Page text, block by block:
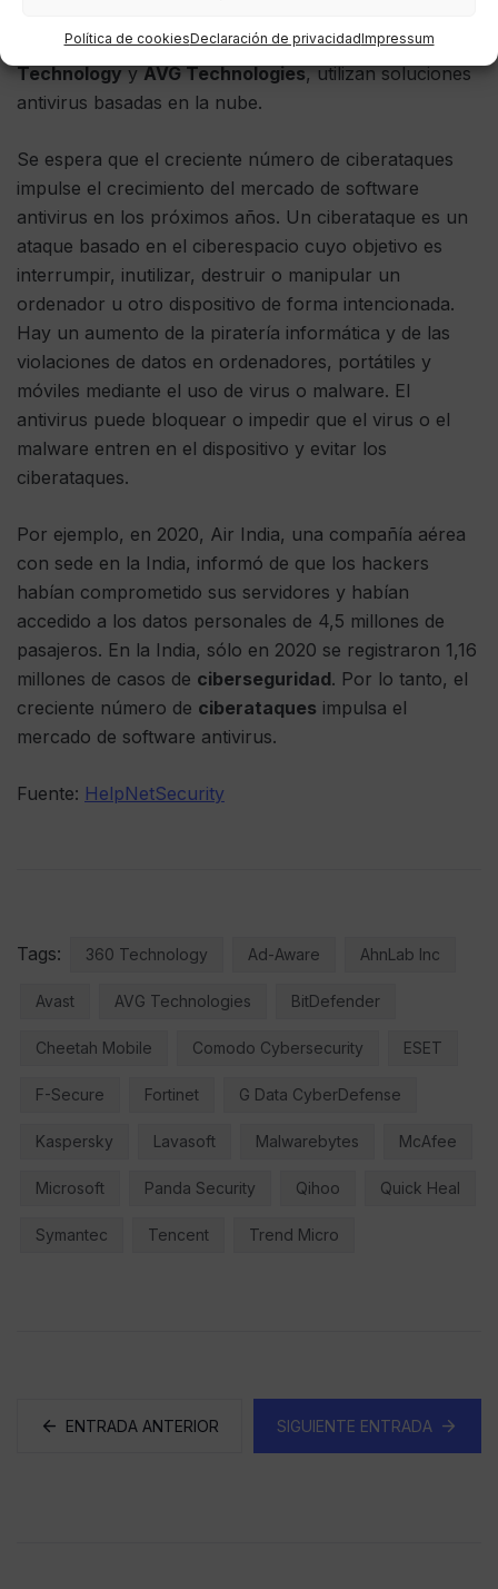
Política de cookiesDeclaración de privacidadImpressum
Malwarebytes,Avast,Panda Security, Qihoo360
Technology y AVG Technologies, utilizan soluciones
antivirus basadas en la nube.
Se espera que el creciente número de ciberataques
impulse el crecimiento del mercado de software
antivirus en los próximos años. Un ciberataque es un
ataque basado en el ciberespacio cuyo objetivo es
interrumpir, inutilizar, destruir o manipular un
ordenador u otro dispositivo de forma intencionada.
Hay un aumento de la piratería informática y de las
violaciones de datos en ordenadores, portátiles y
móviles mediante el uso de virus o malware. El
antivirus puede bloquear o impedir que el virus o el
malware entren en el dispositivo y evitar los
ciberataques.
Por ejemplo, en 2020, Air India, una compañía aérea
con sede en la India, informó de que los hackers
habían comprometido sus servidores y habían
accedido a los datos personales de 4,5 millones de
pasajeros. En la India, sólo en 2020 se registraron 1,16
millones de casos de ciberseguridad. Por lo tanto, el
creciente número de ciberataques impulsa el
mercado de software antivirus.
Fuente: HelpNetSecurity
Tags: 360 Technology Ad-Aware AhnLab Inc
Avast AVG Technologies BitDefender
Cheetah Mobile Comodo Cybersecurity ESET
F-Secure Fortinet G Data CyberDefense
Kaspersky Lavasoft Malwarebytes McAfee
Microsoft Panda Security Qihoo Quick Heal
Symantec Tencent Trend Micro
ENTRADA ANTERIOR SIGUIENTE ENTRADA